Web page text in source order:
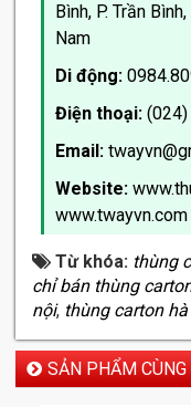
Bình, P. Trần
Nam
Di động:
Điện thoại:
Email:
Website:
www.twayvn.com
Từ khóa: thùng
chỉ bán thùng
nội, thùng carton
SẢN PHẨM CÙNG